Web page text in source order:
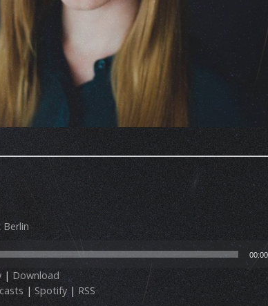
00:00
|Download
| Spotify |RSS